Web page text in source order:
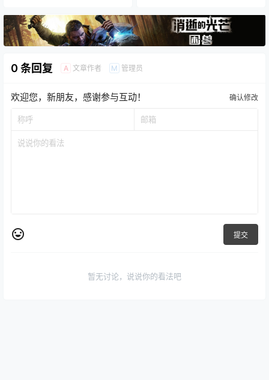
0 条回复 A 文章作者 M 管理员
欢迎您，新朋友，感谢参与互动！ 确认修改
提交
暂无讨论，说说你的看法吧